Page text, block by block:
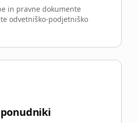
in pravne dokumente
odvetniško-podjetniško